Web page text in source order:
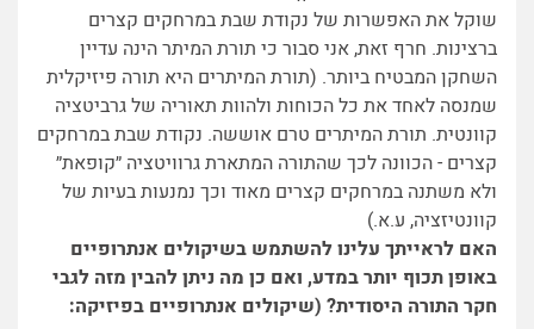
שוקל את האפשרות של נקודת שבת במרחקים קצרים
ברצינות. חרף זאת, אני סבור כי תורת המיתר הינה עדיין
השחקן המבטיח ביותר. (תורת המיתרים היא תורה פיזיקלית
שמנסה לאחד את כל הכוחות ולהוות תאוריה של גרביטציה
קוונטית. תורת המיתרים טרם אוששה. נקודת שבת במרחקים
קצרים - הכוונה לכך שהתורה המתארת גרוויטציה ״קופאת״
ולא משתנה במרחקים קצרים מאוד וכך נמנעות בעיות של
קוונטיזציה, ע.א.)
האם לראייתך עלינו להשתמש בשיקולים אנתרופיים
באופן תכוף יותר במדע, ואם כן מה ניתן להבין מזה לגבי
חקר התורה היסודית? (שיקולים אנתרופיים בפיזיקה: